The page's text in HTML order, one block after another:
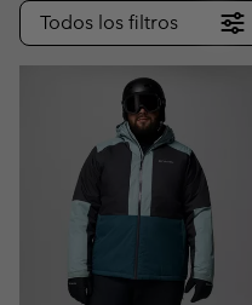
SEARCH
Todos los filtros